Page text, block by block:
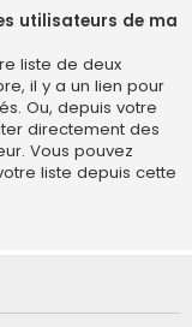
utilisateurs de ma
liste de deux
il y a un lien pour
Ou, depuis votre
directement des
Vous pouvez
liste depuis cette